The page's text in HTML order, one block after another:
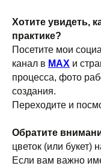
Хотите увидеть,
практике?
Посетите мои
канал в MAX и
процесса, фото
создания.
Переходите и
Обратите
цветок (или букет)
Если вам важно